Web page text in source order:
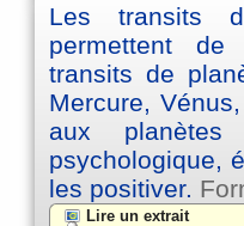
Les transits
permettent de
transits de
Mercure,
aux
psychologique,
les positiver.
Lire un extrait